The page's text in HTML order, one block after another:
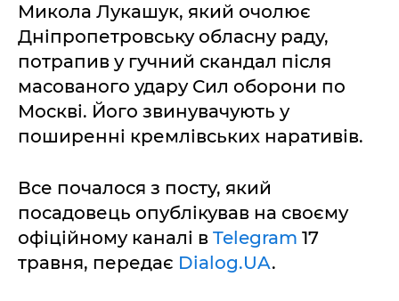
Микола Лукашук, який очолює
Дніпропетровську обласну раду,
потрапив у гучний скандал після
масованого удару Сил оборони по
Москві. Його звинувачують у
поширенні кремлівських наративів.
Все почалося з посту, який
посадовець опублікував на своєму
офіційному каналі в Telegram 17
травня, передає Dialog.UA.